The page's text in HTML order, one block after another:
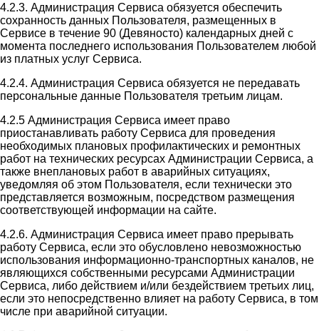
4.2.3. Администрация Сервиса обязуется обеспечить
сохранность данных Пользователя, размещенных в
Сервисе в течение 90 (Девяносто) календарных дней с
момента последнего использования Пользователем любой
из платных услуг Сервиса.
4.2.4. Администрация Сервиса обязуется не передавать
персональные данные Пользователя третьим лицам.
4.2.5 Администрация Сервиса имеет право
приостанавливать работу Сервиса для проведения
необходимых плановых профилактических и ремонтных
работ на технических ресурсах Администрации Сервиса, а
также внеплановых работ в аварийных ситуациях,
уведомляя об этом Пользователя, если технически это
представляется возможным, посредством размещения
соответствующей информации на сайте.
4.2.6. Администрация Сервиса имеет право прерывать
работу Сервиса, если это обусловлено невозможностью
использования информационно-транспортных каналов, не
являющихся собственными ресурсами Администрации
Сервиса, либо действием и/или бездействием третьих лиц,
если это непосредственно влияет на работу Сервиса, в том
числе при аварийной ситуации.